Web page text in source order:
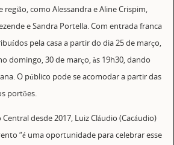
região, como Alessandra e Aline Crispim,
e Sandra Portella. Com entrada franca
pela casa a partir do dia 25 de março,
domingo, 30 de março, às 19h30, dando
O público pode se acomodar a partir das
portões.
desde 2017, Luiz Cláudio (Cacáudio)
“é uma oportunidade para celebrar esse